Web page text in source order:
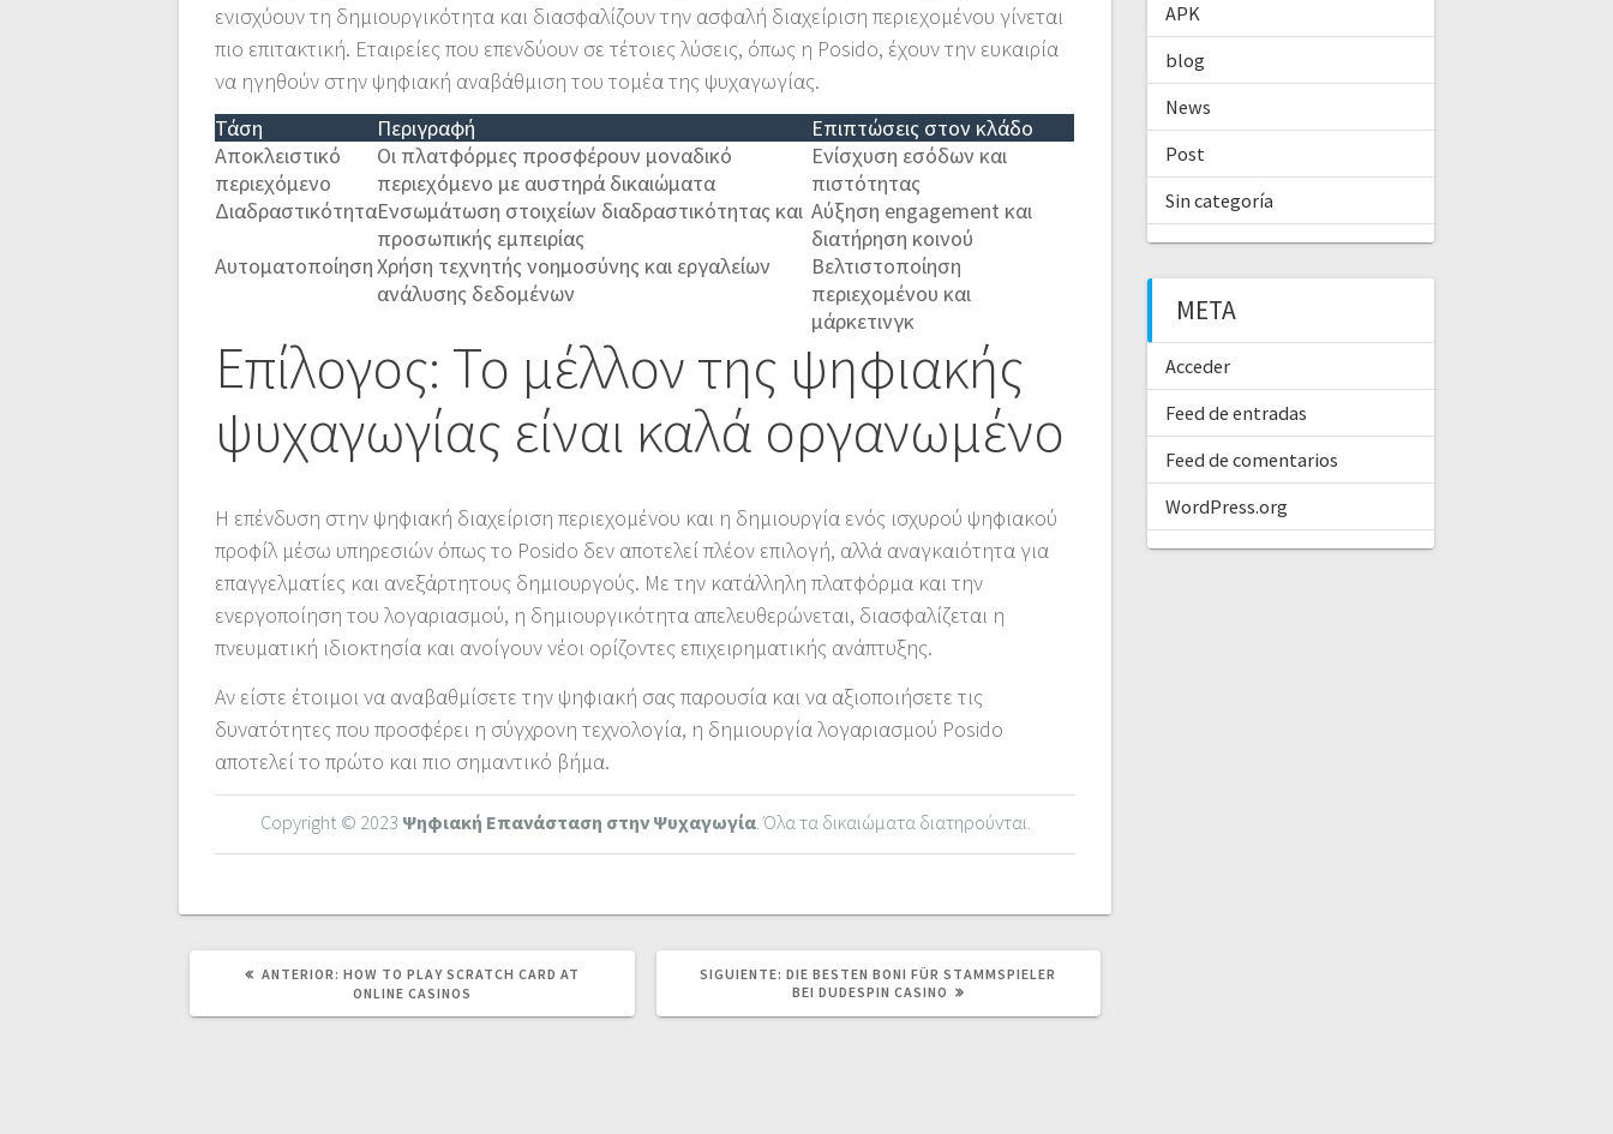
ενισχύουν τη δημιουργικότητα και διασφαλίζουν την ασφαλή διαχείριση περιεχομένου γίνεται
πιο επιτακτική. Εταιρείες που επενδύουν σε τέτοιες λύσεις, όπως η Posido, έχουν την ευκαιρία
να ηγηθούν στην ψηφιακή αναβάθμιση του τομέα της ψυχαγωγίας.
Τάση
Περιγραφή
Επιπτώσεις στον κλάδο
Αποκλειστικό
περιεχόμενο
Οι πλατφόρμες προσφέρουν μοναδικό
περιεχόμενο με αυστηρά δικαιώματα
Ενίσχυση εσόδων και
πιστότητας
ΔιαδραστικότηταΕνσωμάτωση στοιχείων διαδραστικότητας και
προσωπικής εμπειρίας
Αύξηση engagement και
διατήρηση κοινού
ΑυτοματοποίησηΧρήση τεχνητής νοημοσύνης και εργαλείων
ανάλυσης δεδομένων
Βελτιστοποίηση
περιεχομένου και
μάρκετινγκ
Επίλογος: Το μέλλον της ψηφιακής
ψυχαγωγίας είναι καλά οργανωμένο
Η επένδυση στην ψηφιακή διαχείριση περιεχομένου και η δημιουργία ενός ισχυρού ψηφιακού
προφίλ μέσω υπηρεσιών όπως το Posido δεν αποτελεί πλέον επιλογή, αλλά αναγκαιότητα για
επαγγελματίες και ανεξάρτητους δημιουργούς. Με την κατάλληλη πλατφόρμα και την
ενεργοποίηση του λογαριασμού, η δημιουργικότητα απελευθερώνεται, διασφαλίζεται η
πνευματική ιδιοκτησία και ανοίγουν νέοι ορίζοντες επιχειρηματικής ανάπτυξης.
Αν είστε έτοιμοι να αναβαθμίσετε την ψηφιακή σας παρουσία και να αξιοποιήσετε τις
δυνατότητες που προσφέρει η σύγχρονη τεχνολογία, η δημιουργία λογαριασμού Posido
αποτελεί το πρώτο και πιο σημαντικό βήμα.
Copyright © 2023 Ψηφιακή Επανάσταση στην Ψυχαγωγία. Όλα τα δικαιώματα διατηρούνται.
ANTERIOR: POST
ANTERIOR:
HOW TO PLAY SCRATCH CARD AT
ONLINE CASINOS
SIGUIENTE: SIGUIENTE
POST:
DIE BESTEN BONI FÜR STAMMSPIELER
BEI DUDESPIN CASINO
APK
blog
News
Post
Sin categoría
META
Acceder
Feed de entradas
Feed de comentarios
WordPress.org